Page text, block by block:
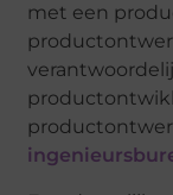
met een